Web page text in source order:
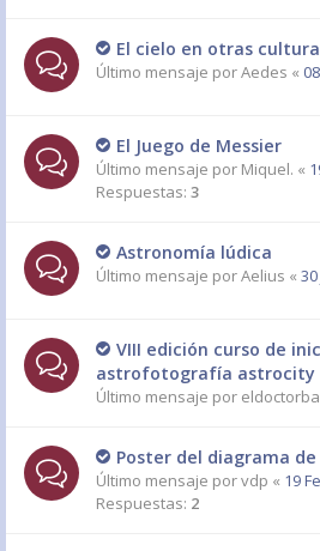
El cielo en otras
Último mensaje porAedes «
El Juego de Messier
Último mensaje por Miquel. «
Respuestas: 3
Astronomía lúdica
Último mensaje porAelius «
VIII edición curso de
astrofotografía astrocity
Último mensaje por
Poster del diagrama
Último mensaje porvdp « 19
Respuestas: 2